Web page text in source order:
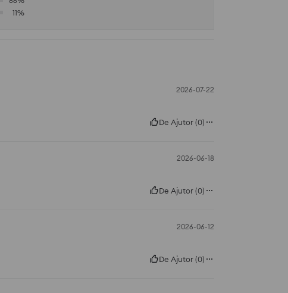
11%
2026-07-22
De Ajutor(0)
2026-06-18
De Ajutor(0)
2026-06-12
De Ajutor(0)